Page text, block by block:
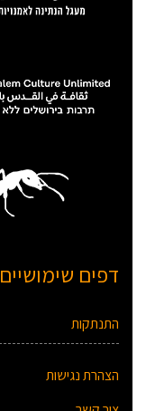
דפים שימושיים
התנתקות
הצהרת נגישות